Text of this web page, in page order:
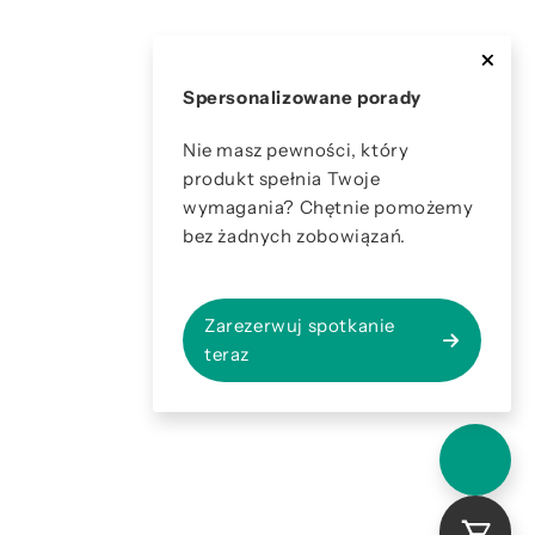
Spersonalizowane porady
Nie masz pewności, który
produkt spełnia Twoje
wymagania? Chętnie pomożemy
bez żadnych zobowiązań.
Zarezerwuj spotkanie
teraz